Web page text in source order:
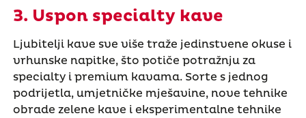
3. Uspon specialty kave
Ljubitelji kave sve više traže jedinstvene okuse i
vrhunske napitke, što potiče potražnju za
specialty i premium kavama. Sorte s jednog
podrijetla, umjetničke mješavine, nove tehnike
obrade zelene kave i eksperimentalne tehnike